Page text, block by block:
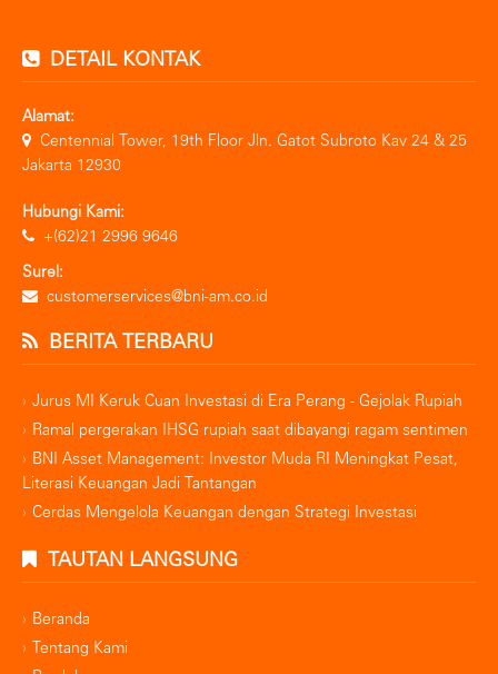
DETAIL KONTAK
Alamat:
Centennial Tower, 19th Floor Jln. Gatot Subroto Kav 24 & 25
Jakarta 12930
Hubungi Kami:
+(62)21 2996 9646
Surel:
customerservices@bni-am.co.id
BERITA TERBARU
Jurus MI Keruk Cuan Investasi di Era Perang - Gejolak Rupiah
Ramal pergerakan IHSG rupiah saat dibayangi ragam sentimen
BNI Asset Management: Investor Muda RI Meningkat Pesat,
Literasi Keuangan Jadi Tantangan
Cerdas Mengelola Keuangan dengan Strategi Investasi
TAUTAN LANGSUNG
Beranda
Tentang Kami